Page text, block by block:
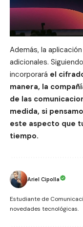
Además, la
adicionales.
incorporará el
manera, la
de las
medida, si
este aspecto que
tiempo.
Ariel Cipolla
Estudiante de
novedades tecnológicas.